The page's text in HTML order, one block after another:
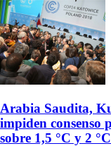
Arabia Saudita,
impiden consenso
sobre 1,5 °C y 2